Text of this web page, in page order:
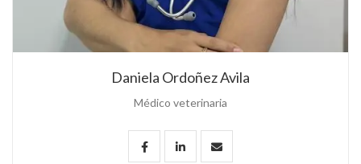
Daniela Ordoñez Avila
Médico veterinaria